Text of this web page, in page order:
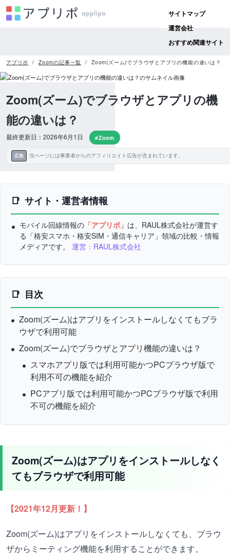
サイトマップ
運営会社
おすすめ関連サイト
アプリポ Zoomの記事一覧 Zoom(ズーム)でブラウザとアプリの機能の違いは？
Zoom(ズーム)でブラウザとアプリの機
能の違いは？
最終更新日：2026年6月1日 #Zoom
広告 当ページには事業者からのアフィリエイト広告が含まれています。
サイト・運営者情報
モバイル回線情報の 「アプリポ」 は、RAUL株式会社が運営す
る「格安スマホ・格安SIM・通信キャリア」領域の比較・情報
メディアです。 運営：RAUL株式会社
目次
Zoom(ズーム)はアプリをインストールしなくてもブラ
ウザで利用可能
Zoom(ズーム)でブラウザとアプリ機能の違いは？
スマホアプリ版では利用可能かつPCブラウザ版で
利用不可の機能を紹介
PCアプリ版では利用可能かつPCブラウザ版で利用
不可の機能を紹介
Zoom(ズーム)はアプリをインストールしなく
てもブラウザで利用可能
【2021年12月更新！】
Zoom(ズーム)はアプリをインストールしなくても、ブラウ
ザからミーティング機能を利用することができます。